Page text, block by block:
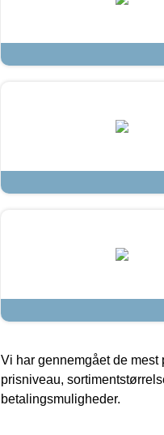
Vi har gennemgået de
prisniveau,
betalingsmuligheder.